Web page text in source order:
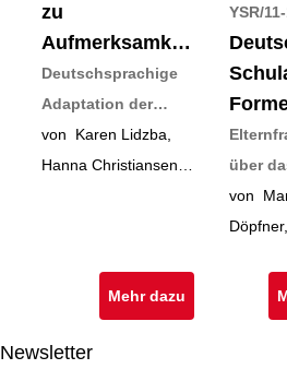
zu
Aufmerksamkeit
und Verhalten -
3
Deutschsprachige
Adaptation der
Conners 3rd
Edition® (Conners
von Karen Lidzba,
Hanna Christiansen,
Mehr dazu
YSR/
Child
über
(CBCL/
von
Newsletter